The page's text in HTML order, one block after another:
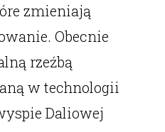
zmieniają
Obecnie
rzeźbą
w technologii
Daliowej